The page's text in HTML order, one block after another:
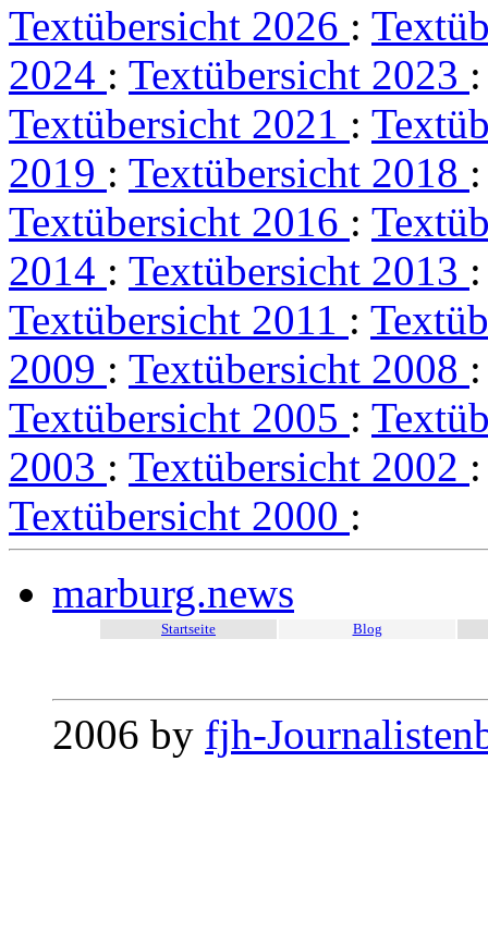
Textübersicht 2026 :
2024 : Textübersicht 2023
Textübersicht 2021 :
2019 : Textübersicht 2018
Textübersicht 2016 :
2014 : Textübersicht 2013
Textübersicht 2011 :
2009 : Textübersicht 2008
Textübersicht 2005 :
2003 : Textübersicht 2002
Textübersicht 2000 :
marburg.news
Startseite Blog
2006 by fjh-